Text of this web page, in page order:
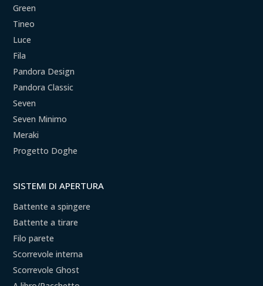
Green
Tineo
Luce
Fila
Pandora Design
Pandora Classic
Seven
Seven Minimo
Meraki
Progetto Doghe
SISTEMI DI APERTURA
Battente a spingere
Battente a tirare
Filo parete
Scorrevole interna
Scorrevole Ghost